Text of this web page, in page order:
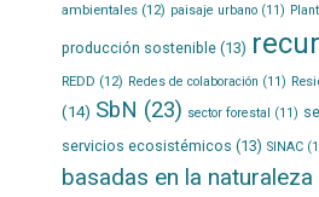
ambientales(12) paisaje urbano(11)
producción sostenible(13)
REDD (12) Redes de colaboración (11)
(14) SbN (23) sector forestal (11)
servicios ecosistémicos (13) SINAC
basadas en la naturaleza